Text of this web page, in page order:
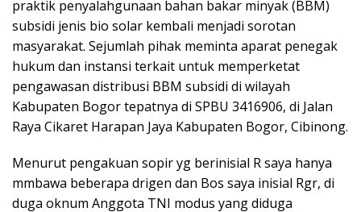
praktik penyalahgunaan bahan bakar minyak (BBM)
subsidi jenis bio solar kembali menjadi sorotan
masyarakat. Sejumlah pihak meminta aparat penegak
hukum dan instansi terkait untuk memperketat
pengawasan distribusi BBM subsidi di wilayah
Kabupaten Bogor tepatnya di SPBU 3416906, di Jalan
Raya Cikaret Harapan Jaya Kabupaten Bogor, Cibinong.
Menurut pengakuan sopir yg berinisial R saya hanya
mmbawa beberapa drigen dan Bos saya inisial Rgr, di
duga oknum Anggota TNI modus yang diduga